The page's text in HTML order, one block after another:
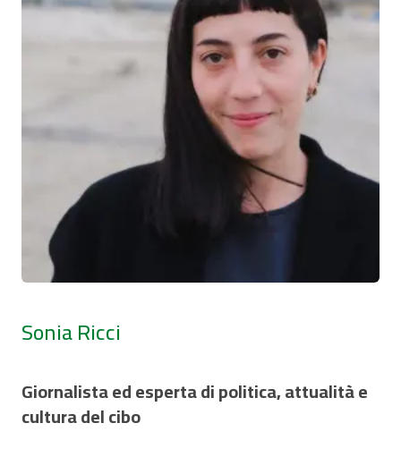
Sonia Ricci
Giornalista ed esperta di politica, attualità e
cultura del cibo